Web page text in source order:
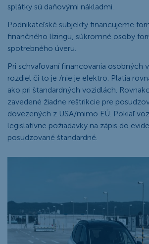
splátky sú daňovými nákladmi.
Podnikateľské subjekty financujeme
finančného lízingu, súkromné osoby
spotrebného úveru.
Pri schvaľovaní financovania osobných
rozdiel či to je /nie je elektro. Platia
ako pri štandardných vozidlách.
zavedené žiadne reštrikcie pre
dovezených z USA/mimo EÚ. Pokiaľ
legislatívne požiadavky na zápis do
posudzované štandardné.